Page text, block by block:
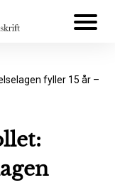
fyller 15 år –